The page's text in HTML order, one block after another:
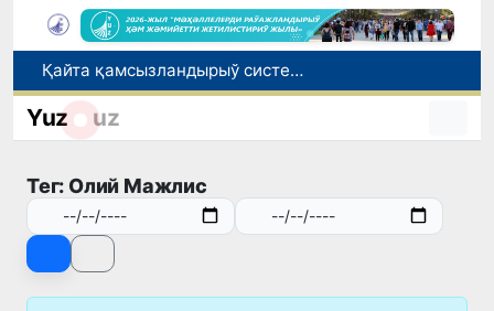
Қайта қамсызландырыў системасы тез раўажланып атырған Өзбекстан экономикасы ушын не береди?
Ташкент аўыр атлетика бойынша Азия чемпионатына таярланбақта
Елимиз дөретиўшилери өз кәсиби ҳәм мийнети менен мақтанады
Yuz uz
Тег: Олий Мажлис